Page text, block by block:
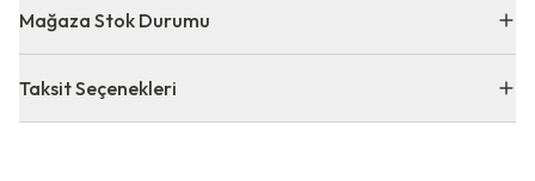
Mağaza Stok Durumu
Taksit Seçenekleri